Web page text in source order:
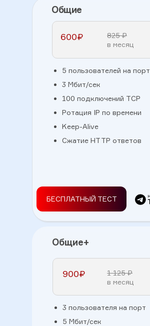
Общие
Общие+
600₽
5 пользователей на порт
3 Мбит/сек
100 подключений TCP
Ротация IP по времени
Keep-Alive
Сжатие HTTP ответов
БЕСПЛАТНЫЙ ТЕСТ
3 пользователя на порт
5 Мбит/сек
900₽
825 ₽
в месяц
1 125 ₽
в месяц